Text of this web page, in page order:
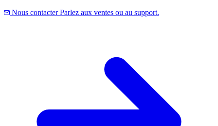
Nous contacter Parlez aux ventes ou au support.